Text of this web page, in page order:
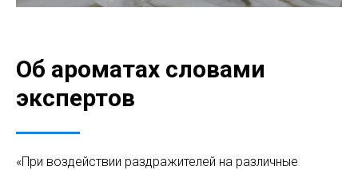
Об ароматах словами
экспертов
«При воздействии раздражителей на различные